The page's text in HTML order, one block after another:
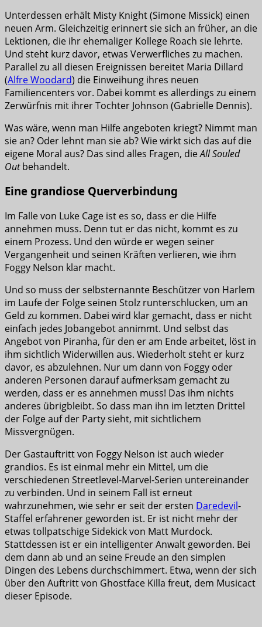
Unterdessen erhält Misty Knight (Simone Missick) einen
neuen Arm. Gleichzeitig erinnert sie sich an früher, an die
Lektionen, die ihr ehemaliger Kollege Roach sie lehrte.
Und steht kurz davor, etwas Verwerfliches zu machen.
Parallel zu all diesen Ereignissen bereitet Maria Dillard
(Alfre Woodard) die Einweihung ihres neuen
Familiencenters vor. Dabei kommt es allerdings zu einem
Zerwürfnis mit ihrer Tochter Johnson (Gabrielle Dennis).
Was wäre, wenn man Hilfe angeboten kriegt? Nimmt man
sie an? Oder lehnt man sie ab? Wie wirkt sich das auf die
eigene Moral aus? Das sind alles Fragen, dieAll Souled
Outbehandelt.
Eine grandiose Querverbindung
Im Falle von Luke Cage ist es so, dass er die Hilfe
annehmen muss. Denn tut er das nicht, kommt es zu
einem Prozess. Und den würde er wegen seiner
Vergangenheit und seinen Kräften verlieren, wie ihm
Foggy Nelson klar macht.
Und so muss der selbsternannte Beschützer von Harlem
im Laufe der Folge seinen Stolz runterschlucken, um an
Geld zu kommen. Dabei wird klar gemacht, dass er nicht
einfach jedes Jobangebot annimmt. Und selbst das
Angebot von Piranha, für den er am Ende arbeitet, löst in
ihm sichtlich Widerwillen aus. Wiederholt steht er kurz
davor, es abzulehnen. Nur um dann von Foggy oder
anderen Personen darauf aufmerksam gemacht zu
werden, dass er es annehmen muss! Das ihm nichts
anderes übrigbleibt. So dass man ihn im letzten Drittel
der Folge auf der Party sieht, mit sichtlichem
Missvergnügen.
Der Gastauftritt von Foggy Nelson ist auch wieder
grandios. Es ist einmal mehr ein Mittel, um die
verschiedenen Streetlevel-Marvel-Serien untereinander
zu verbinden. Und in seinem Fall ist erneut
wahrzunehmen, wie sehr er seit der ersten Daredevil-
Staffel erfahrener geworden ist. Er ist nicht mehr der
etwas tollpatschige Sidekick von Matt Murdock.
Stattdessen ist er ein intelligenter Anwalt geworden. Bei
dem dann ab und an seine Freude an den simplen
Dingen des Lebens durchschimmert. Etwa, wenn der sich
über den Auftritt von Ghostface Killa freut, dem Musicact
dieser Episode.